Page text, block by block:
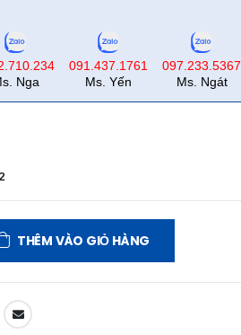
Nga
091.437.1761
Ms. Yến
097.233.5367
Ms. Ngát
THÊM VÀO GIỎ HÀNG